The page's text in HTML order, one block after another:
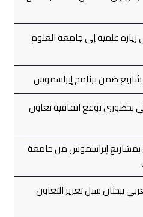
علمية إلى جامعة العلوم
ضمن برنامج إيراسموس
بخضوري توقع اتفاقية تعاون
بمشاريع إيراسموس من جامعة
يبحثان سبل تعزيز التعاون